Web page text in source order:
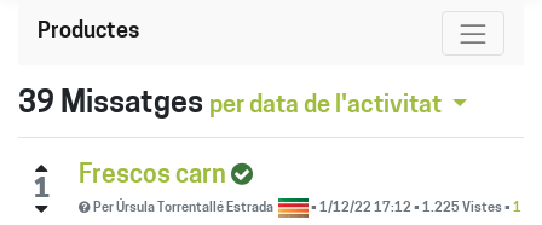
Productes
39 Missatges per data de l'activitat
1
Frescos carn
PerÚrsula Torrentallé Estrada •1/12/22 17:12 •1.225 Vistes•1